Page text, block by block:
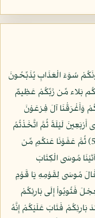
سُوَءَ الْعَذَابِ يُذَبِّحُونَ
بَلاء مِّن رَّبِّكُمْ عَظِيمٌ
وَأَغْرَقْنَا آلَ فِرْعَوْنَ
مُوسَى أَرْبَعِينَ لَيْلَةً ثُمَّ اتَّخَذْتُمُ
الْعِجْلَ مِن بَعْدِهِ وَأَنتُمْ ظَالِمُونَ (51) ثُمَّ عَفَوْنَا عَنكُمِ مِّن
تَشْكُرُونَ (52) وَإِذْ آتَيْنَا مُوسَى الْكِتَابَ
تَهْتَدُونَ (53) وَإِذْ قَالَ مُوسَى لِقَوْمِهِ يَا قَوْمِ
فَتُوبُواْ إِلَى بَارِئِكُمْ
بَارِئِكُمْ فَتَابَ عَلَيْكُمْ إِنَّهُ